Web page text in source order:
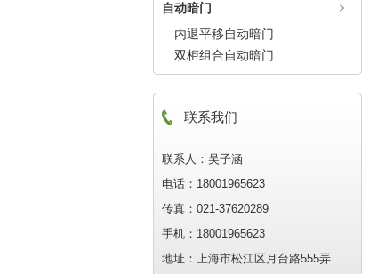
自动暗门
内退平移自动暗门
双柜组合自动暗门
联系我们
联系人：吴子涵
电话：18001965623
传真：021-37620289
手机：18001965623
地址：上海市松江区月台路555弄